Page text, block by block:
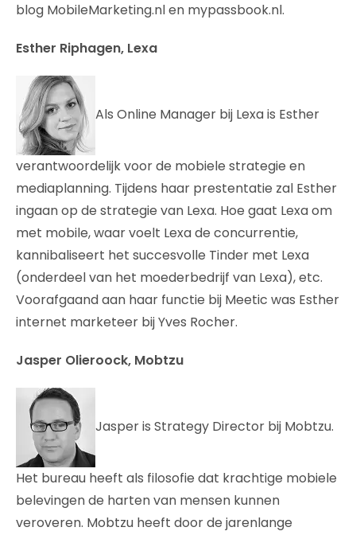
blog MobileMarketing.nl en mypassbook.nl.
Esther Riphagen, Lexa
Als Online Manager bij Lexa is Esther
verantwoordelijk voor de mobiele strategie en
mediaplanning. Tijdens haar prestentatie zal Esther
ingaan op de strategie van Lexa. Hoe gaat Lexa om
met mobile, waar voelt Lexa de concurrentie,
kannibaliseert het succesvolle Tinder met Lexa
(onderdeel van het moederbedrijf van Lexa), etc.
Voorafgaand aan haar functie bij Meetic was Esther
internet marketeer bij Yves Rocher.
Jasper Olieroock, Mobtzu
Jasper is Strategy Director bij Mobtzu.
Het bureau heeft als filosofie dat krachtige mobiele
belevingen de harten van mensen kunnen
veroveren. Mobtzu heeft door de jarenlange